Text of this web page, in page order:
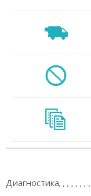
Диагностика